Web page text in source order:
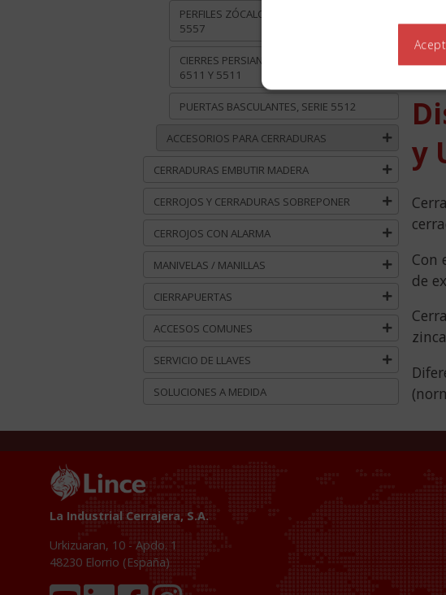
PERFILES ZÓCALO, SERIES 5578, 5577 Y
5557
CIERRES PERSIANAS, SERIES 8511,
6511 Y 5511
PUERTAS BASCULANTES, SERIE 5512
ACCESORIOS PARA CERRADURAS
CERRADURAS EMBUTIR MADERA
CERROJOS Y CERRADURAS SOBREPONER
CERROJOS CON ALARMA
MANIVELAS / MANILLAS
CIERRAPUERTAS
ACCESOS COMUNES
SERVICIO DE LLAVES
SOLUCIONES A MEDIDA
y
Con
de
La Industrial Cerrajera, S.A.
Urkizuaran, 10 - Apdo. 1
48230 Elorrio (España)